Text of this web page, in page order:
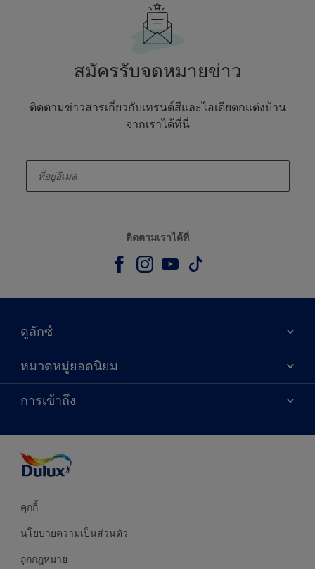
สมัครรับจดหมายข่าว
ติดตามข่าวสารเกี่ยวกับเทรนด์สีและไอเดียตกแต่งบ้าน
จากเราได้ที่นี่
ติดตามเราได้ที่
ดูลักซ์
เกี่ยวกับดูลักซ์
ติดต่อเรา
ค้นหาร้านค้า
หมวดหมู่ยอดนิยม
ผลิตภัณฑ์
ไอเดียการตกแต่ง
คำแนะนำจากผู้เชี่ยวชาญ
บริการออกแบบสี
การเข้าถึง
คุกกี้
นโยบายความเป็นส่วนตัว
ถูกกฎหมาย